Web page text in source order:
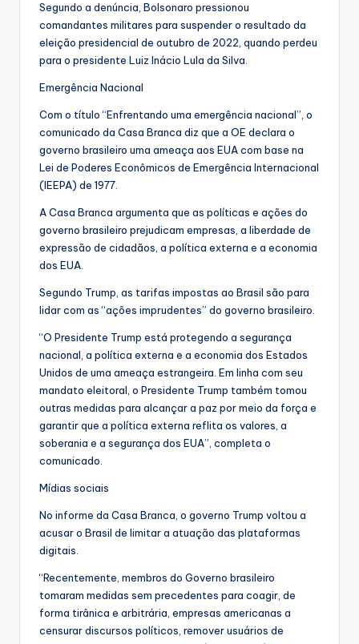
Segundo a denúncia, Bolsonaro pressionou
comandantes militares para suspender o resultado da
eleição presidencial de outubro de 2022, quando perdeu
para o presidente Luiz Inácio Lula da Silva.
Emergência Nacional
Com o título “Enfrentando uma emergência nacional”, o
comunicado da Casa Branca diz que a OE declara o
governo brasileiro uma ameaça aos EUA com base na
Lei de Poderes Econômicos de Emergência Internacional
(IEEPA) de 1977.
A Casa Branca argumenta que as políticas e ações do
governo brasileiro prejudicam empresas, a liberdade de
expressão de cidadãos, a política externa e a economia
dos EUA.
Segundo Trump, as tarifas impostas ao Brasil são para
lidar com as “ações imprudentes” do governo brasileiro.
“O Presidente Trump está protegendo a segurança
nacional, a política externa e a economia dos Estados
Unidos de uma ameaça estrangeira. Em linha com seu
mandato eleitoral, o Presidente Trump também tomou
outras medidas para alcançar a paz por meio da força e
garantir que a política externa reflita os valores, a
soberania e a segurança dos EUA”, completa o
comunicado.
Mídias sociais
No informe da Casa Branca, o governo Trump voltou a
acusar o Brasil de limitar a atuação das plataformas
digitais.
“Recentemente, membros do Governo brasileiro
tomaram medidas sem precedentes para coagir, de
forma tirânica e arbitrária, empresas americanas a
censurar discursos políticos, remover usuários de